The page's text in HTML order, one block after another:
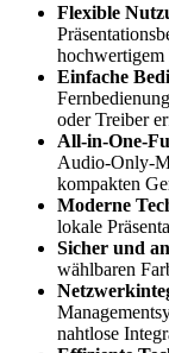
Flexible
Einfache
oder Treiber
All-in-One-
Audio-Only-
kompakten
Moderne
lokale
Sicher und
wählbaren
nahtlose